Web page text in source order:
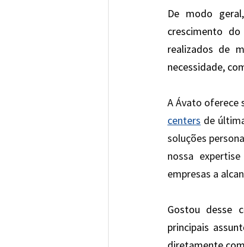
De modo
crescimento
realizados de
necessidade,
A Ávato oferece
centers de
soluções
nossa
empresas a
Gostou desse
principais